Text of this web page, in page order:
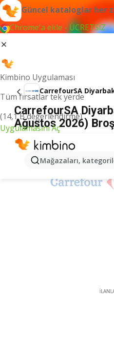
Güncel kataloglar her
Chrome'a ekle - ÜCRETSİZ
Kimbino Uygulaması
Tüm fırsatlar tek yerde
(14,1 B değerlendirme)
Uygulamasını Aç
Mağazaları,
CarrefourSA
CarrefourSA
Ağustos 2026)